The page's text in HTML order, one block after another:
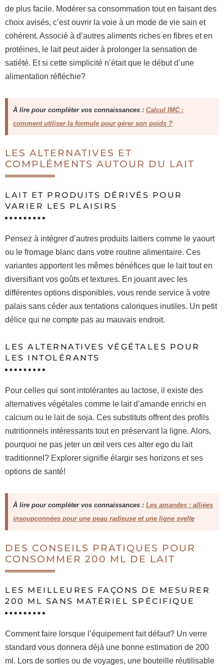
de plus facile. Modérer sa consommation tout en faisant des
choix avisés, c’est ouvrir la voie à un mode de vie sain et
cohérent. Associé à d’autres aliments riches en fibres et en
protéines, le lait peut aider à prolonger la sensation de
satiété. Et si cette simplicité n’était que le début d’une
alimentation réfléchie?
À lire pour compléter vos connaissances : Calcul IMC :
comment utiliser la formule pour gérer son poids ?
LES ALTERNATIVES ET
COMPLÉMENTS AUTOUR DU LAIT
LAIT ET PRODUITS DÉRIVÉS POUR
VARIER LES PLAISIRS
Pensez à intégrer d’autres produits laitiers comme le yaourt
ou le fromage blanc dans votre routine alimentaire. Ces
variantes apportent les mêmes bénéfices que le lait tout en
diversifiant vos goûts et textures. En jouant avec les
différentes options disponibles, vous rende service à votre
palais sans céder aux tentations caloriques inutiles. Un petit
délice qui ne compte pas au mauvais endroit.
LES ALTERNATIVES VÉGÉTALES POUR
LES INTOLÉRANTS
Pour celles qui sont intolérantes au lactose, il existe des
alternatives végétales comme le lait d’amande enrichi en
calcium ou le lait de soja. Ces substituts offrent des profils
nutritionnels intéressants tout en préservant la ligne. Alors,
pourquoi ne pas jeter un œil vers ces alter ego du lait
traditionnel? Explorer signifie élargir ses horizons et ses
options de santé!
À lire pour compléter vos connaissances : Les amandes : alliées
insoupçonnées pour une peau radieuse et une ligne svelte
DES CONSEILS PRATIQUES POUR
CONSOMMER 200 ML DE LAIT
LES MEILLEURES FAÇONS DE MESURER
200 ML SANS MATÉRIEL SPÉCIFIQUE
Comment faire lorsque l’équipement fait défaut? Un verre
standard vous donnera déjà une bonne estimation de 200
ml. Lors de sorties ou de voyages, une bouteille réutilisable